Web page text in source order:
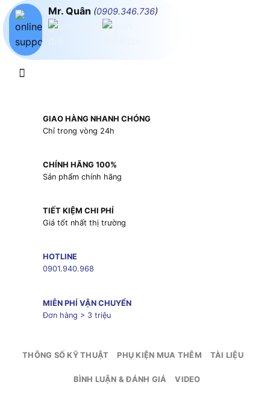
Mr. Quân (0909.346.736)
GIAO HÀNG NHANH CHÓNG
Chỉ trong vòng 24h
CHÍNH HÃNG 100%
Sản phẩm chính hãng
TIẾT KIỆM CHI PHÍ
Giá tốt nhất thị trường
HOTLINE
0901.940.968
MIỄN PHÍ VẬN CHUYỂN
Đơn hàng > 3 triệu
THÔNG SỐ KỸ THUẬT PHỤ KIỆN MUA THÊM TÀI LIỆU
BÌNH LUẬN & ĐÁNH GIÁ VIDEO